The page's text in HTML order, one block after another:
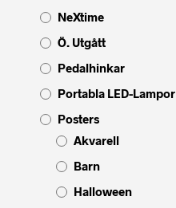
NeXtime
Ö. Utgått
Pedalhinkar
Portabla LED-Lampor
Posters
Akvarell
Barn
Halloween